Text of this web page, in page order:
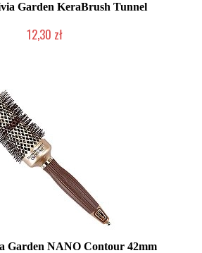
Garden KeraBrush Tunnel
12,30 zł
Garden NANO Contour 42mm